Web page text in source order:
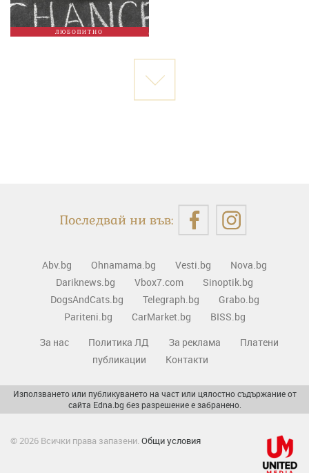
ЛЮБОПИТНО
Последвай ни във:
Abv.bg Ohnamama.bg Vesti.bg
Nova.bg
Dariknews.bg
Vbox7.com
Sinoptik.bg
DogsAndCats.bg
Telegraph.bg
Grabo.bg
Pariteni.bg
CarMarket.bg
BISS.bg
За нас
Политика ЛД За реклама
Платени
публикации
Контакти
Използването или публикуването на част или цялостно съдържание от
сайта Edna.bg без разрешение е забранено.
© 2026 Всички права запазени. Общи условия